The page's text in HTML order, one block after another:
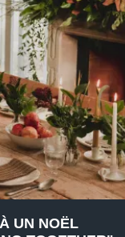
UN NOËL